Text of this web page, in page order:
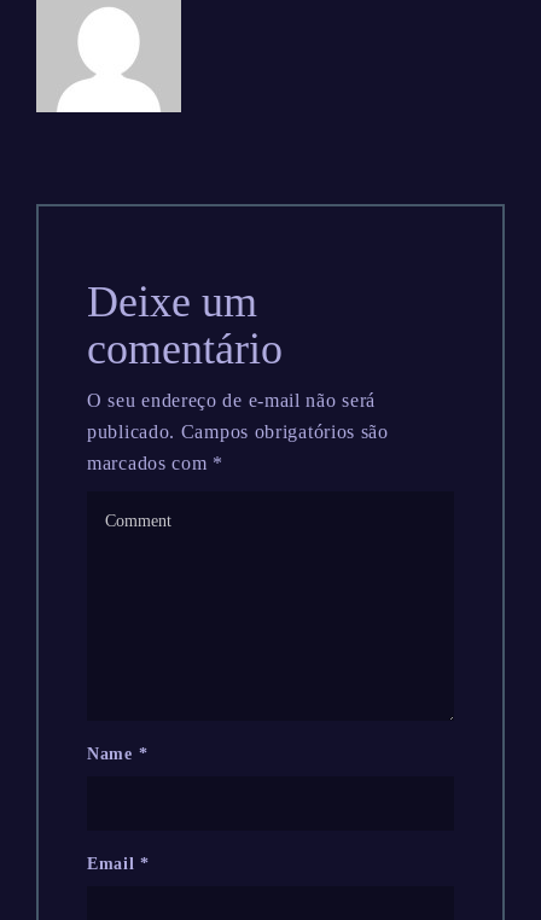
Deixe um
comentário
O seu endereço de e-mail não será
publicado. Campos obrigatórios são
marcados com *
Name *
Email*